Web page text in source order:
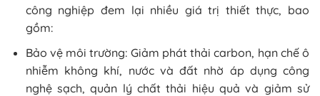
công nghiệp đem lại nhiều giá trị thiết thực, bao
gồm:
Bảo vệ môi trường: Giảm phát thải carbon, hạn chế ô
nhiễm không khí, nước và đất nhờ áp dụng công
nghệ sạch, quản lý chất thải hiệu quả và giảm sử